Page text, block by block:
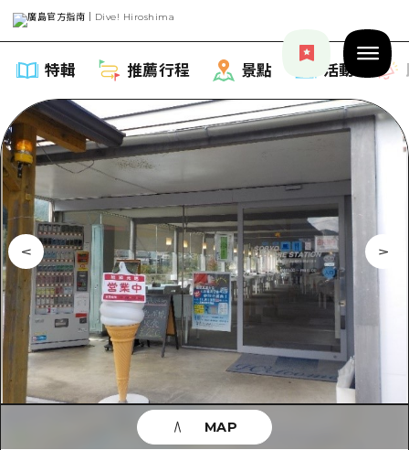
特輯 推薦行程 景點 活動
特輯
列表
推薦
藝術
活動·廟會
美食·酒水
騎自行車
推薦行程
列表
Dive! Hiroshima 官方向導
廣島隨意旅行
廣島市內
景點
列表
廣島市內
安芸
活動
即時訊息 MAP